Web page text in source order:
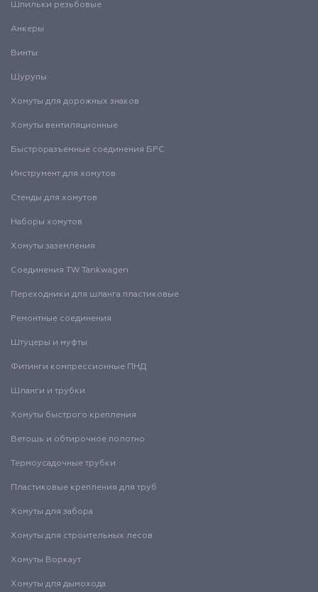
Шпильки резьбовые
Анкеры
Винты
Шурупы
Хомуты для дорожных знаков
Хомуты вентиляционные
Быстроразъемные соединения БРС
Инструмент для хомутов
Стенды для хомутов
Наборы хомутов
Хомуты заземления
Соединения TW Tankwagen
Переходники для шланга пластиковые
Ремонтные соединения
Штуцеры и муфты
Фитинги компрессионные ПНД
Шланги и трубки
Хомуты быстрого крепления
Ветошь и обтирочное полотно
Термоусадочные трубки
Пластиковые крепления для труб
Хомуты для забора
Хомуты для строительных лесов
Хомуты Воркаут
Хомуты для дымохода